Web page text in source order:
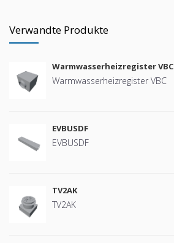
Verwandte Produkte
Warmwasserheizregister VBC
Warmwasserheizregister VBC
EVBUSDF
EVBUSDF
TV2AK
TV2AK